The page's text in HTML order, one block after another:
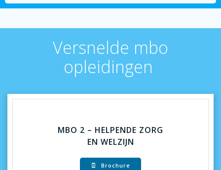
Versnelde mbo
opleidingen
MBO 2 – HELPENDE ZORG
EN WELZIJN
Brochure